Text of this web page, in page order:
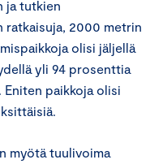
ja tutkien
2000 metrin
olisi jäljellä
yli 94 prosenttia
Eniten paikkoja olisi
myötä tuulivoima